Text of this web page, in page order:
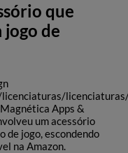
que
de
Apps &
um acessório
de jogo, escondendo
na Amazon.